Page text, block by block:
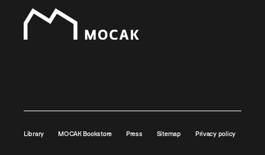
Library MOCAK Bookstore Press Sitemap Privacy policy